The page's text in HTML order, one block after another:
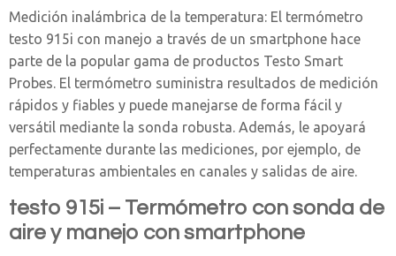
Medición inalámbrica de la temperatura: El termómetro
testo 915i con manejo a través de un smartphone hace
parte de la popular gama de productos Testo Smart
Probes. El termómetro suministra resultados de medición
rápidos y fiables y puede manejarse de forma fácil y
versátil mediante la sonda robusta. Además, le apoyará
perfectamente durante las mediciones, por ejemplo, de
temperaturas ambientales en canales y salidas de aire.
testo 915i – Termómetro con sonda de
aire y manejo con smartphone